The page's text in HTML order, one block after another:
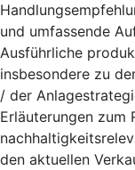
und umfassende
Ausführliche
insbesondere zu
/ der
Erläuterungen zum
den aktuellen